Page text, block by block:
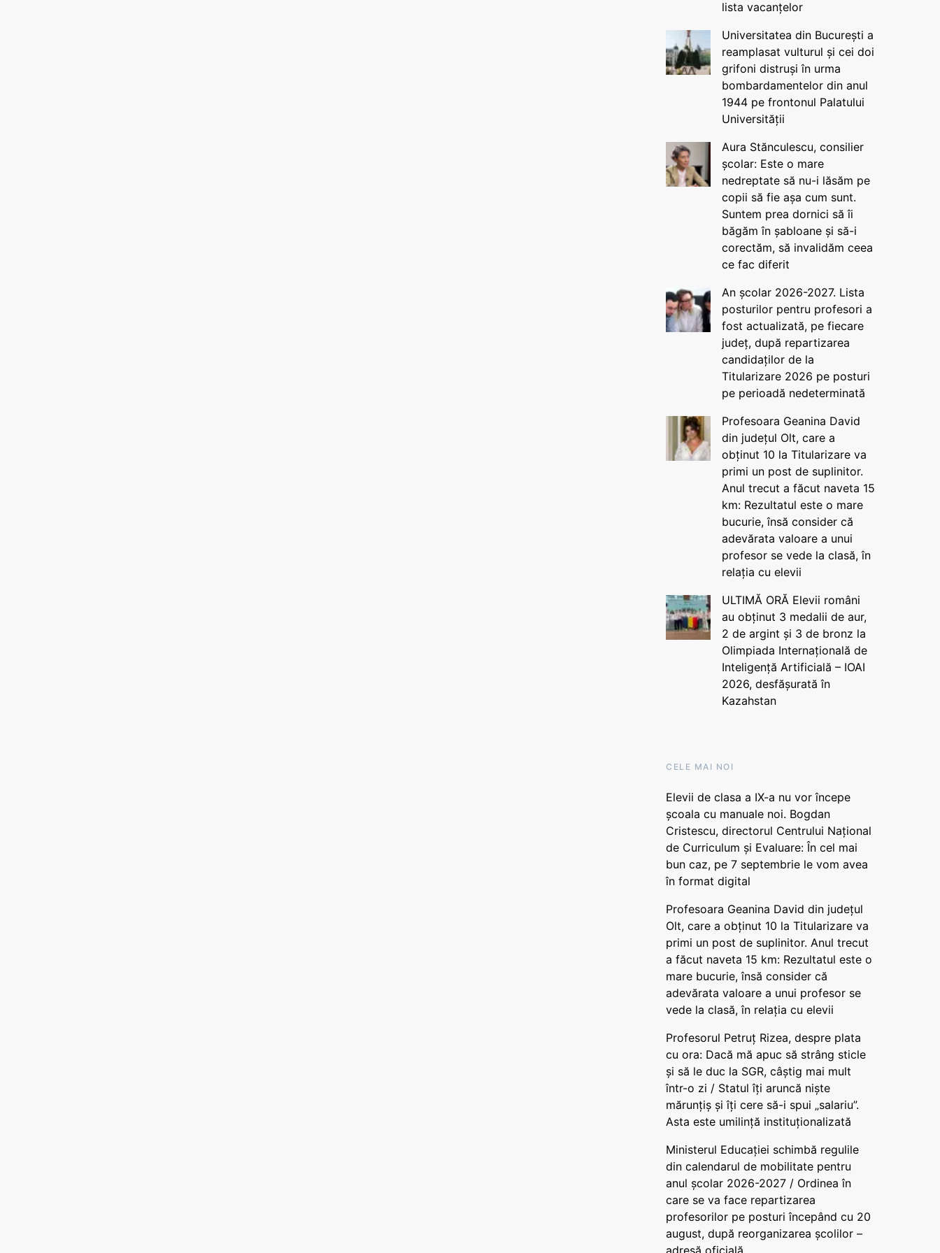
lista vacanțelor
Universitatea din București a
reamplasat vulturul și cei doi
grifoni distruși în urma
bombardamentelor din anul
1944 pe frontonul Palatului
Universității
Aura Stănculescu, consilier
școlar: Este o mare
nedreptate să nu-i lăsăm pe
copii să fie așa cum sunt.
Suntem prea dornici să îi
băgăm în șabloane și să-i
corectăm, să invalidăm ceea
ce fac diferit
An școlar 2026-2027. Lista
posturilor pentru profesori a
fost actualizată, pe fiecare
județ, după repartizarea
candidaților de la
Titularizare 2026 pe posturi
pe perioadă nedeterminată
Profesoara Geanina David
din județul Olt, care a
obținut 10 la Titularizare va
primi un post de suplinitor.
Anul trecut a făcut naveta 15
km: Rezultatul este o mare
bucurie, însă consider că
adevărata valoare a unui
profesor se vede la clasă, în
relația cu elevii
ULTIMĂ ORĂ Elevii români
au obținut 3 medalii de aur,
2 de argint și 3 de bronz la
Olimpiada Internațională de
Inteligență Artificială – IOAI
2026, desfășurată în
Kazahstan
CELE MAI NOI
Elevii de clasa a IX-a nu vor începe
școala cu manuale noi. Bogdan
Cristescu, directorul Centrului Național
de Curriculum și Evaluare: În cel mai
bun caz, pe 7 septembrie le vom avea
în format digital
Profesoara Geanina David din județul
Olt, care a obținut 10 la Titularizare va
primi un post de suplinitor. Anul trecut
a făcut naveta 15 km: Rezultatul este o
mare bucurie, însă consider că
adevărata valoare a unui profesor se
vede la clasă, în relația cu elevii
Profesorul Petruț Rizea, despre plata
cu ora: Dacă mă apuc să strâng sticle
și să le duc la SGR, câștig mai mult
într-o zi / Statul îți aruncă niște
mărunțiș și îți cere să-i spui „salariu”.
Asta este umilință instituționalizată
Ministerul Educației schimbă regulile
din calendarul de mobilitate pentru
anul școlar 2026-2027 / Ordinea în
care se va face repartizarea
profesorilor pe posturi începând cu 20
august, după reorganizarea școlilor –
adresă oficială